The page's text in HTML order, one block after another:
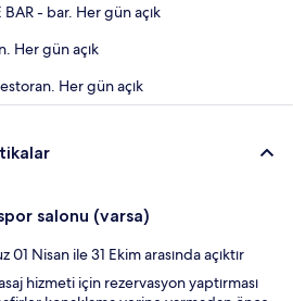
BAR - bar. Her gün açık
Her gün açık
Her gün açık
salonu (varsa)
01 Nisan ile 31 Ekim arasında açıktır
hizmeti için rezervasyon yaptırması